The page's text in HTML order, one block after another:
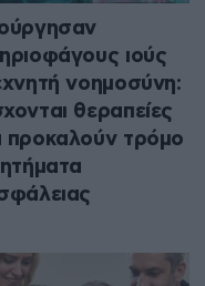
ιούς
νοημοσύνη:
θεραπείες
προκαλούν τρόμο